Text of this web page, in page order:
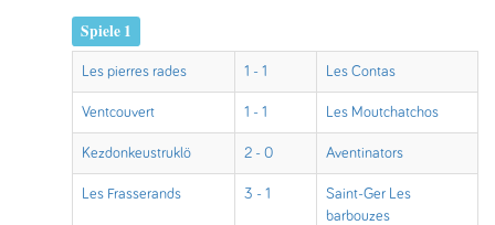
Spiele 1
Les pierres rades 1 - 1 Les Contas
Ventcouvert 1 - 1 Les Moutchatchos
Kezdonkeustruklö 2 - 0 Aventinators
Les Frasserands 3 - 1
Saint-Ger Les
barbouzes